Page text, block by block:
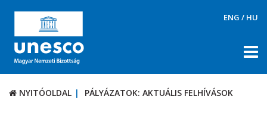
ENG / HU
NYITÓOLDAL PÁLYÁZATOK: AKTUÁLIS FELHÍVÁSOK
NYITÓOLDAL PÁLYÁZATOK: AKTUÁLIS FELHÍVÁSOK